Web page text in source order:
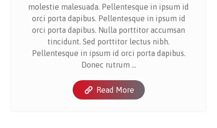
molestie malesuada. Pellentesque in ipsum id
orci porta dapibus. Pellentesque in ipsum id
orci porta dapibus. Nulla porttitor accumsan
tincidunt. Sed porttitor lectus nibh.
Pellentesque in ipsum id orci porta dapibus.
Donec rutrum ...
Read More